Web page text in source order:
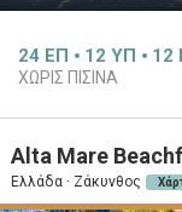
24 ΕΠ 12 ΥΠ 12
ΧΩΡΊΣ ΠΙΣΊΝΑ
Alta Mare
Ελλάδα · Ζάκυνθος